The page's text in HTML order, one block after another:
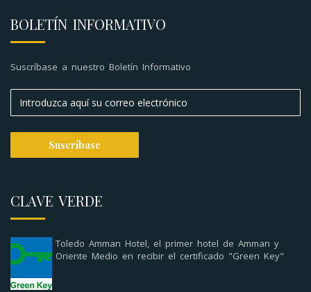
BOLETÍN INFORMATIVO
Suscríbase a nuestro Boletín Informativo
CLAVE VERDE
Toledo Amman Hotel, el primer hotel de Amman y
Oriente Medio en recibir el certificado "Green Key"